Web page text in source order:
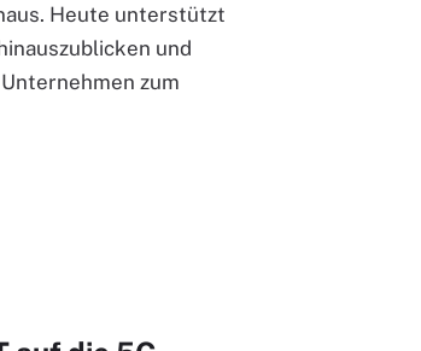
Heute unterstützt
und
zum